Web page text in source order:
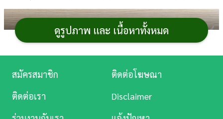
ดูรูปภาพ และ เนื้อหาทั้งหมด
ดู
หนัง
สมัครสมาชิก
ติดต่อโฆษณา
ติดต่อเรา
Disclaimer